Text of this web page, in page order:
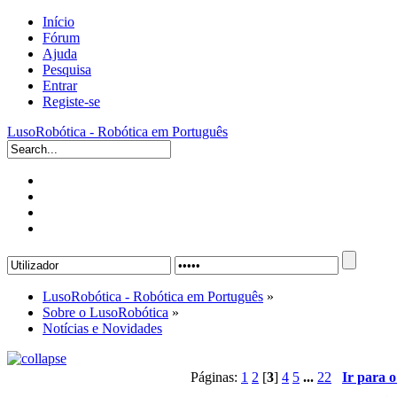
Início
Fórum
Ajuda
Pesquisa
Entrar
Registe-se
LusoRobótica - Robótica em Português
LusoRobótica - Robótica em Português »
Sobre o LusoRobótica »
Notícias e Novidades
Páginas: 1 2 [3] 4 5 ... 22
Ir para